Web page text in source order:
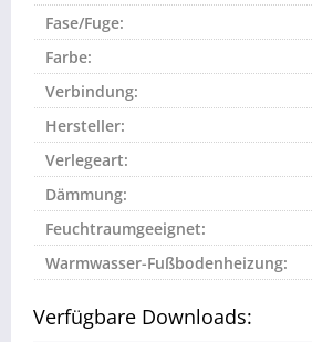
Fase/Fuge:
Farbe:
Verbindung:
Hersteller:
Verlegeart:
Dämmung:
Feuchtraumgeeignet:
Warmwasser-Fußbodenheizung:
Verfügbare Downloads: